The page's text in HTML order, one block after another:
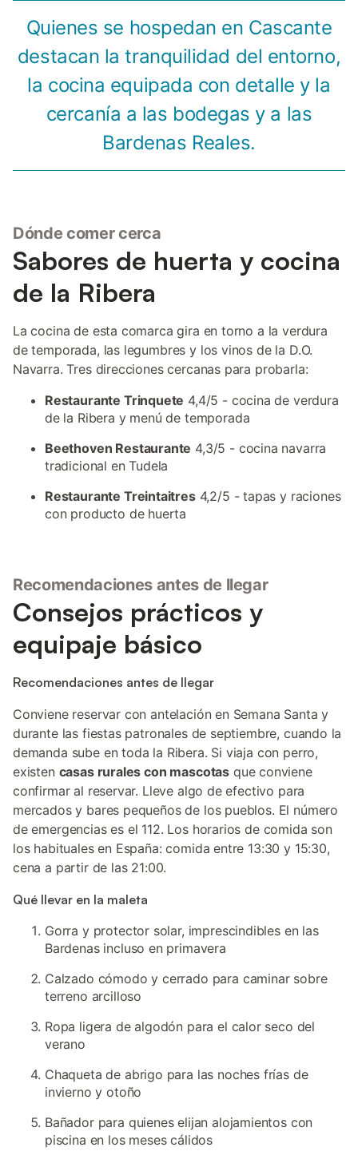
Quienes se hospedan en Cascante
destacan la tranquilidad del entorno,
la cocina equipada con detalle y la
cercanía a las bodegas y a las
Bardenas Reales.
Dónde comer cerca
Sabores de huerta y cocina
de la Ribera
La cocina de esta comarca gira en torno a la verdura
de temporada, las legumbres y los vinos de la D.O.
Navarra. Tres direcciones cercanas para probarla:
Restaurante Trinquete 4,4/5 - cocina de verdura
de la Ribera y menú de temporada
Beethoven Restaurante 4,3/5 - cocina navarra
tradicional en Tudela
Restaurante Treintaitres4,2/5 - tapas y raciones
con producto de huerta
Recomendaciones antes de llegar
Consejos prácticos y
equipaje básico
Recomendaciones antes de llegar
Conviene reservar con antelación en Semana Santa y
durante las fiestas patronales de septiembre, cuando la
demanda sube en toda la Ribera. Si viaja con perro,
existen casas rurales con mascotas que conviene
confirmar al reservar. Lleve algo de efectivo para
mercados y bares pequeños de los pueblos. El número
de emergencias es el 112. Los horarios de comida son
los habituales en España: comida entre 13:30 y 15:30,
cena a partir de las 21:00.
Qué llevar en la maleta
Gorra y protector solar, imprescindibles en las
Bardenas incluso en primavera
Calzado cómodo y cerrado para caminar sobre
terreno arcilloso
Ropa ligera de algodón para el calor seco del
verano
Chaqueta de abrigo para las noches frías de
invierno y otoño
Bañador para quienes elijan alojamientos con
piscina en los meses cálidos